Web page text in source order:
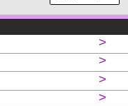
>
>
>
>